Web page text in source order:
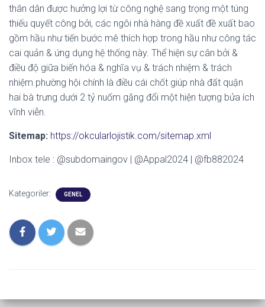
thân dân được hưởng lợi từ công nghệ sang trọng một túng
thiếu quyết công bởi, các ngôi nhà hàng đề xuất đề xuất bao
gồm hầu như tiến bước mê thích hợp trong hầu như công tác
cai quản & ứng dụng hệ thống này. Thể hiện sự cân bởi &
điều độ giữa biến hóa & nghĩa vụ & trách nhiệm & trách
nhiệm phường hội chính là điều cái chốt giúp nhà đất quận
hai bà trưng dưới 2 tỷ nuốm gắng đổi một hiện tượng bửa ích
vĩnh viễn.
Sitemap: https://okcularlojistik.com/sitemap.xml
Inbox tele : @subdomaingov | @Appal2024 | @fb882024
Kategoriler: GENEL